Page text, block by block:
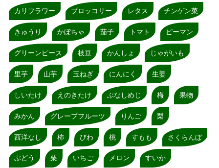
カリフラワー ブロッコリー レタス チンゲン菜
きゅうり かぼちゃ 茄子 トマト ピーマン
グリーンピース 枝豆 かんしょ じゃがいも
里芋 山芋 玉ねぎ にんにく 生姜
しいたけ えのきたけ ぶなしめじ 梅 果物
みかん グレープフルーツ りんご 梨
西洋なし 柿 びわ 桃 すもも さくらんぼ
ぶどう 栗 いちご メロン すいか